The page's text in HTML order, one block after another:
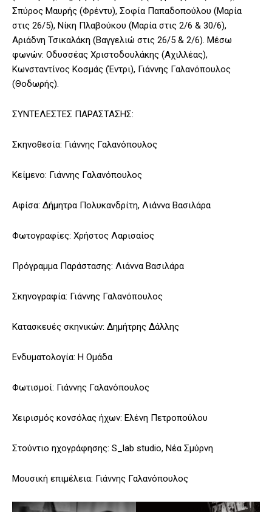
Σπύρος Μαυρής (Φρέντυ), Σοφία Παπαδοπούλου (Μαρία
στις 26/5), Νίκη Πλαβούκου (Μαρία στις 2/6 & 30/6),
Αριάδνη Τσικαλάκη (Βαγγελιώ στις 26/5 & 2/6). Μέσω
φωνών: Οδυσσέας Χριστοδουλάκης (Αχιλλέας),
Κωνσταντίνος Κοσμάς (Έντρι), Γιάννης Γαλανόπουλος
(Θοδωρής).
ΣΥΝΤΕΛΕΣΤΕΣ ΠΑΡΑΣΤΑΣΗΣ:
Σκηνοθεσία: Γιάννης Γαλανόπουλος
Κείμενο: Γιάννης Γαλανόπουλος
Αφίσα: Δήμητρα Πολυκανδρίτη, Λιάννα Βασιλάρα
Φωτογραφίες: Χρήστος Λαρισαίος
Πρόγραμμα Παράστασης: Λιάννα Βασιλάρα
Σκηνογραφία: Γιάννης Γαλανόπουλος
Κατασκευές σκηνικών: Δημήτρης Δάλλης
Ενδυματολογία: Η Ομάδα
Φωτισμοί: Γιάννης Γαλανόπουλος
Χειρισμός κονσόλας ήχων: Ελένη Πετροπούλου
Στούντιο ηχογράφησης: S_lab studio, Νέα Σμύρνη
Μουσική επιμέλεια: Γιάννης Γαλανόπουλος